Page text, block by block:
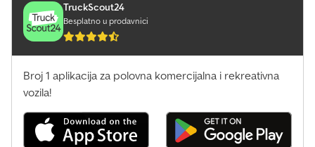
TruckScout24
Besplatno u prodavnici
Broj 1 aplikacija za polovna komercijalna i rekreativna
vozila!